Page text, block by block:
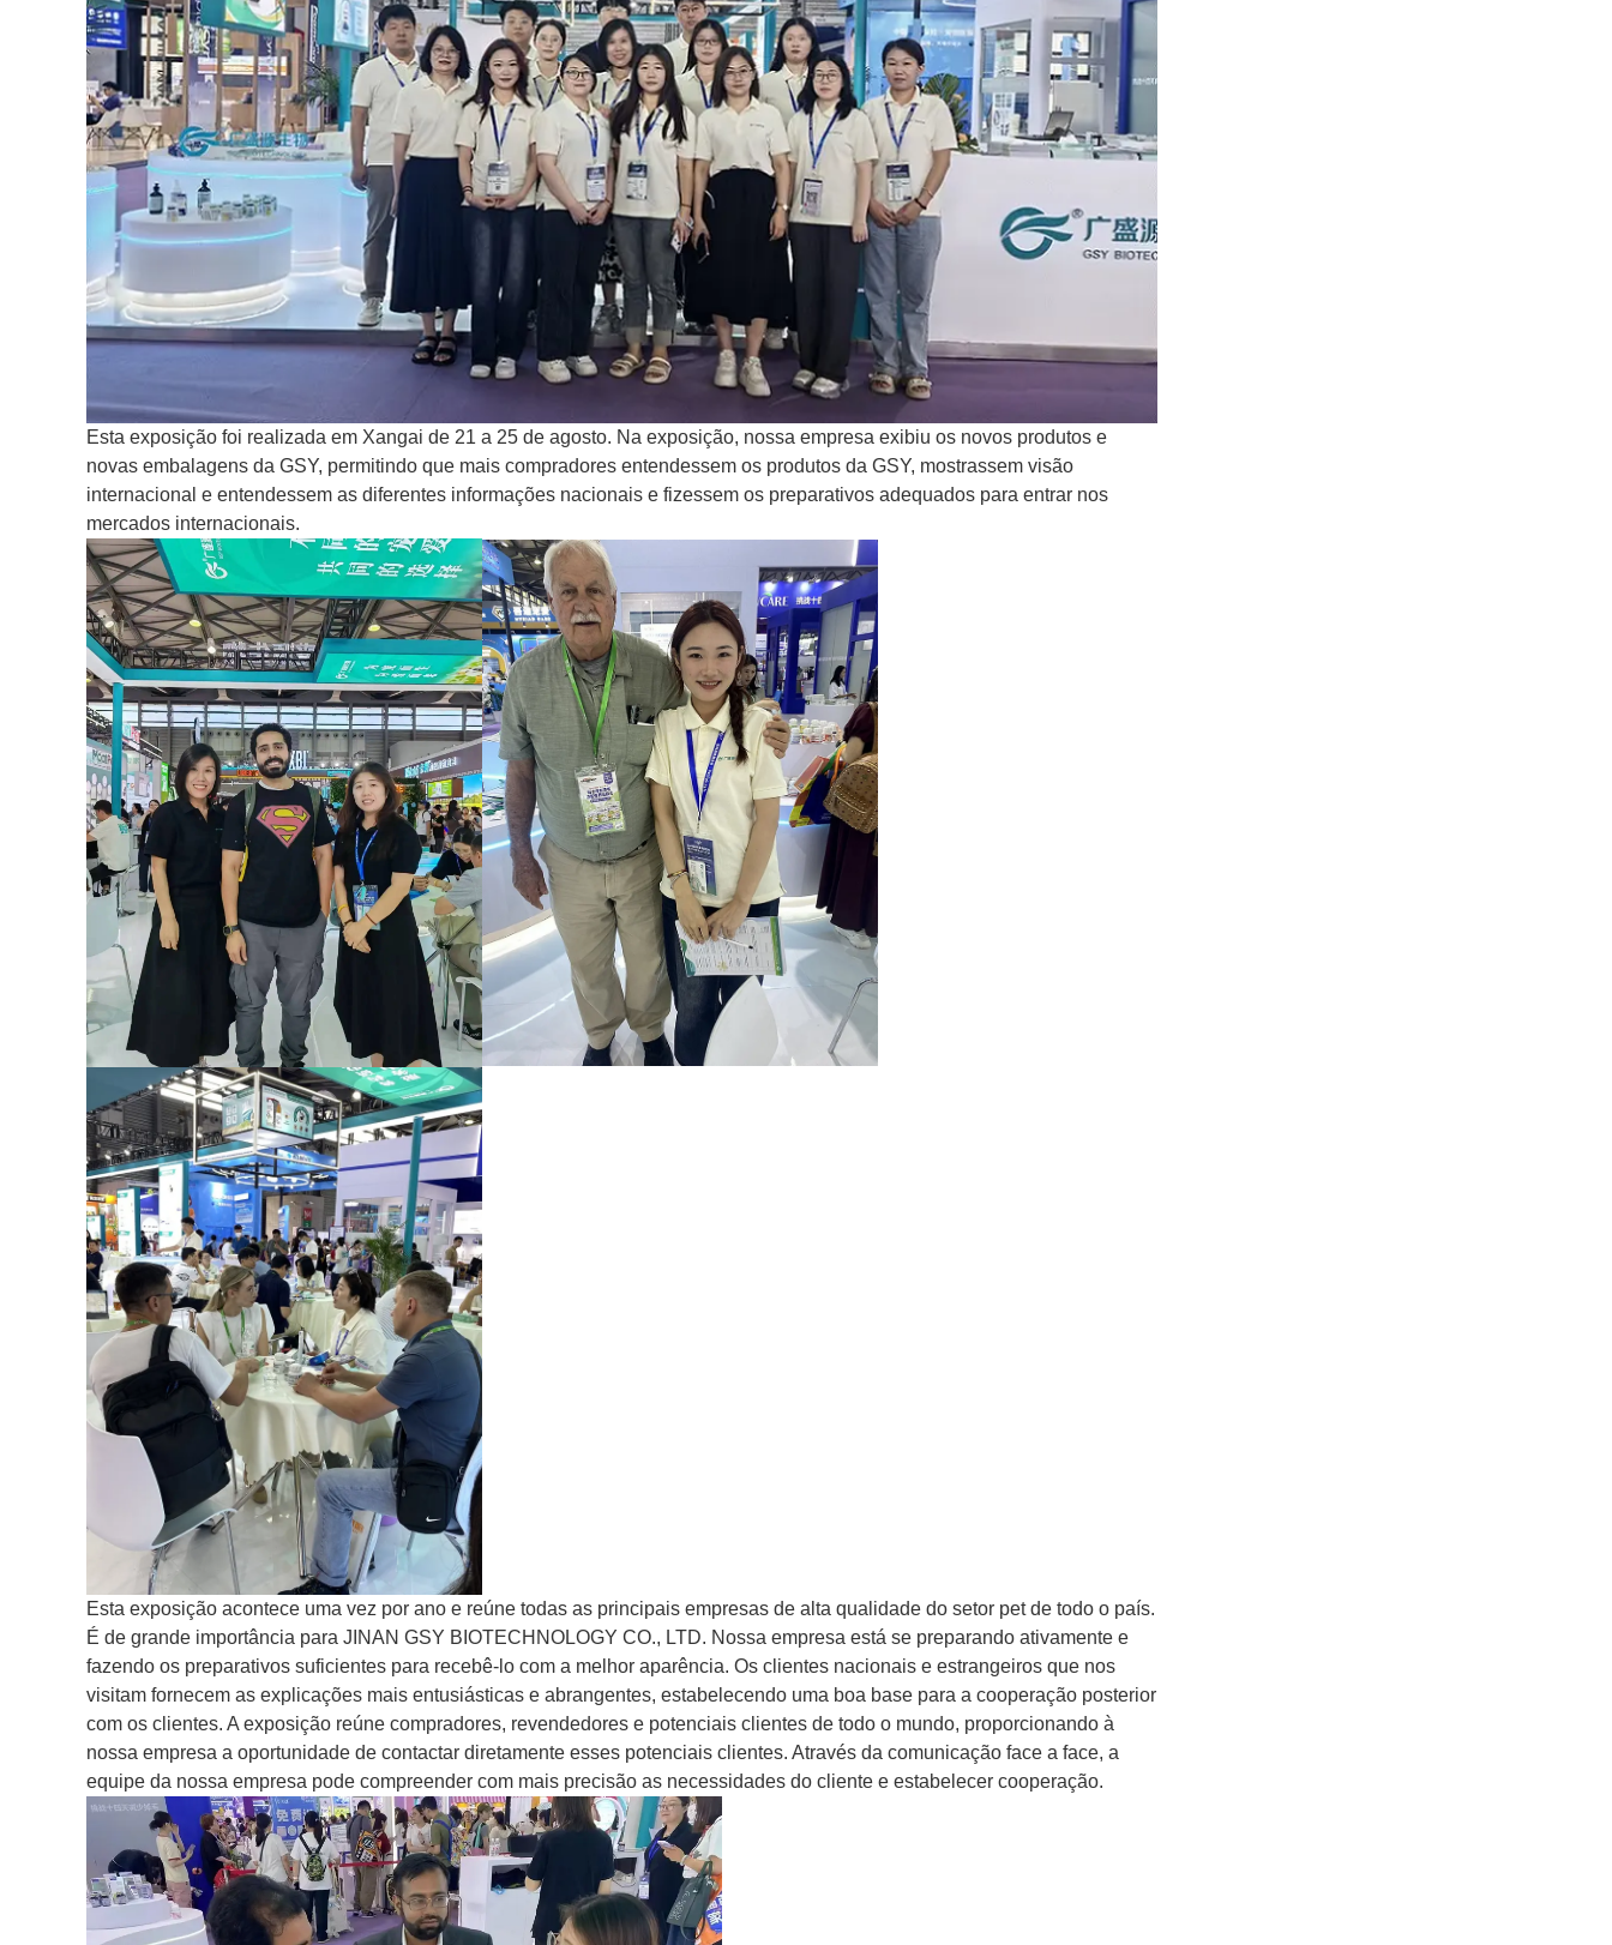
Esta exposição foi realizada em Xangai de 21 a 25 de agosto. Na exposição, nossa empresa exibiu os novos produtos e
novas embalagens da GSY, permitindo que mais compradores entendessem os produtos da GSY, mostrassem visão
internacional e entendessem as diferentes informações nacionais e fizessem os preparativos adequados para entrar nos
mercados internacionais.
Esta exposição acontece uma vez por ano e reúne todas as principais empresas de alta qualidade do setor pet de todo o país.
É de grande importância para JINAN GSY BIOTECHNOLOGY CO., LTD. Nossa empresa está se preparando ativamente e
fazendo os preparativos suficientes para recebê-lo com a melhor aparência. Os clientes nacionais e estrangeiros que nos
visitam fornecem as explicações mais entusiásticas e abrangentes, estabelecendo uma boa base para a cooperação posterior
com os clientes. A exposição reúne compradores, revendedores e potenciais clientes de todo o mundo, proporcionando à
nossa empresa a oportunidade de contactar diretamente esses potenciais clientes. Através da comunicação face a face, a
equipe da nossa empresa pode compreender com mais precisão as necessidades do cliente e estabelecer cooperação.